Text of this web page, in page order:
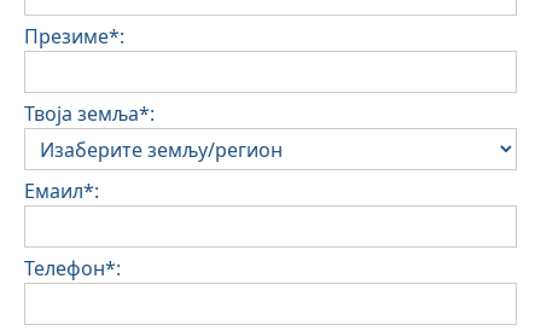
Презиме*:
Твоја земља*:
Емаил*:
Телефон*: